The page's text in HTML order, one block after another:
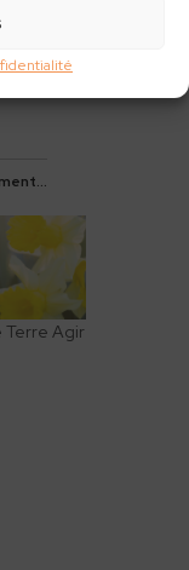
Agir